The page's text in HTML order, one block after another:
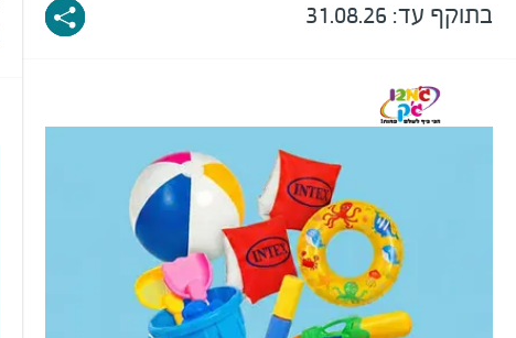
בתוקף עד: 31.08.26